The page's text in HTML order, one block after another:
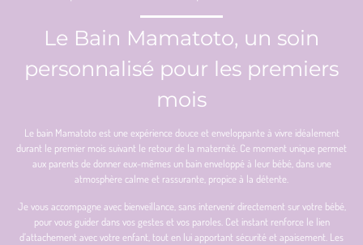
Le Bain Mamatoto, un soin
personnalisé pour les premiers
mois
Le bain Mamatoto est une expérience douce et enveloppante à vivre idéalement
durant le premier mois suivant le retour de la maternité. Ce moment unique permet
aux parents de donner eux-mêmes un bain enveloppé à leur bébé, dans une
atmosphère calme et rassurante, propice à la détente.
Je vous accompagne avec bienveillance, sans intervenir directement sur votre bébé,
pour vous guider dans vos gestes et vos paroles. Cet instant renforce le lien
d’attachement avec votre enfant, tout en lui apportant sécurité et apaisement. Les